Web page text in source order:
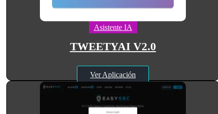
Asistente IA
TWEETYAI V2.0
Ver Aplicación